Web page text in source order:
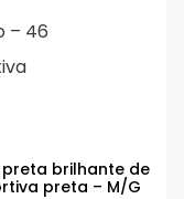
preta brilhante de
preta – M/G